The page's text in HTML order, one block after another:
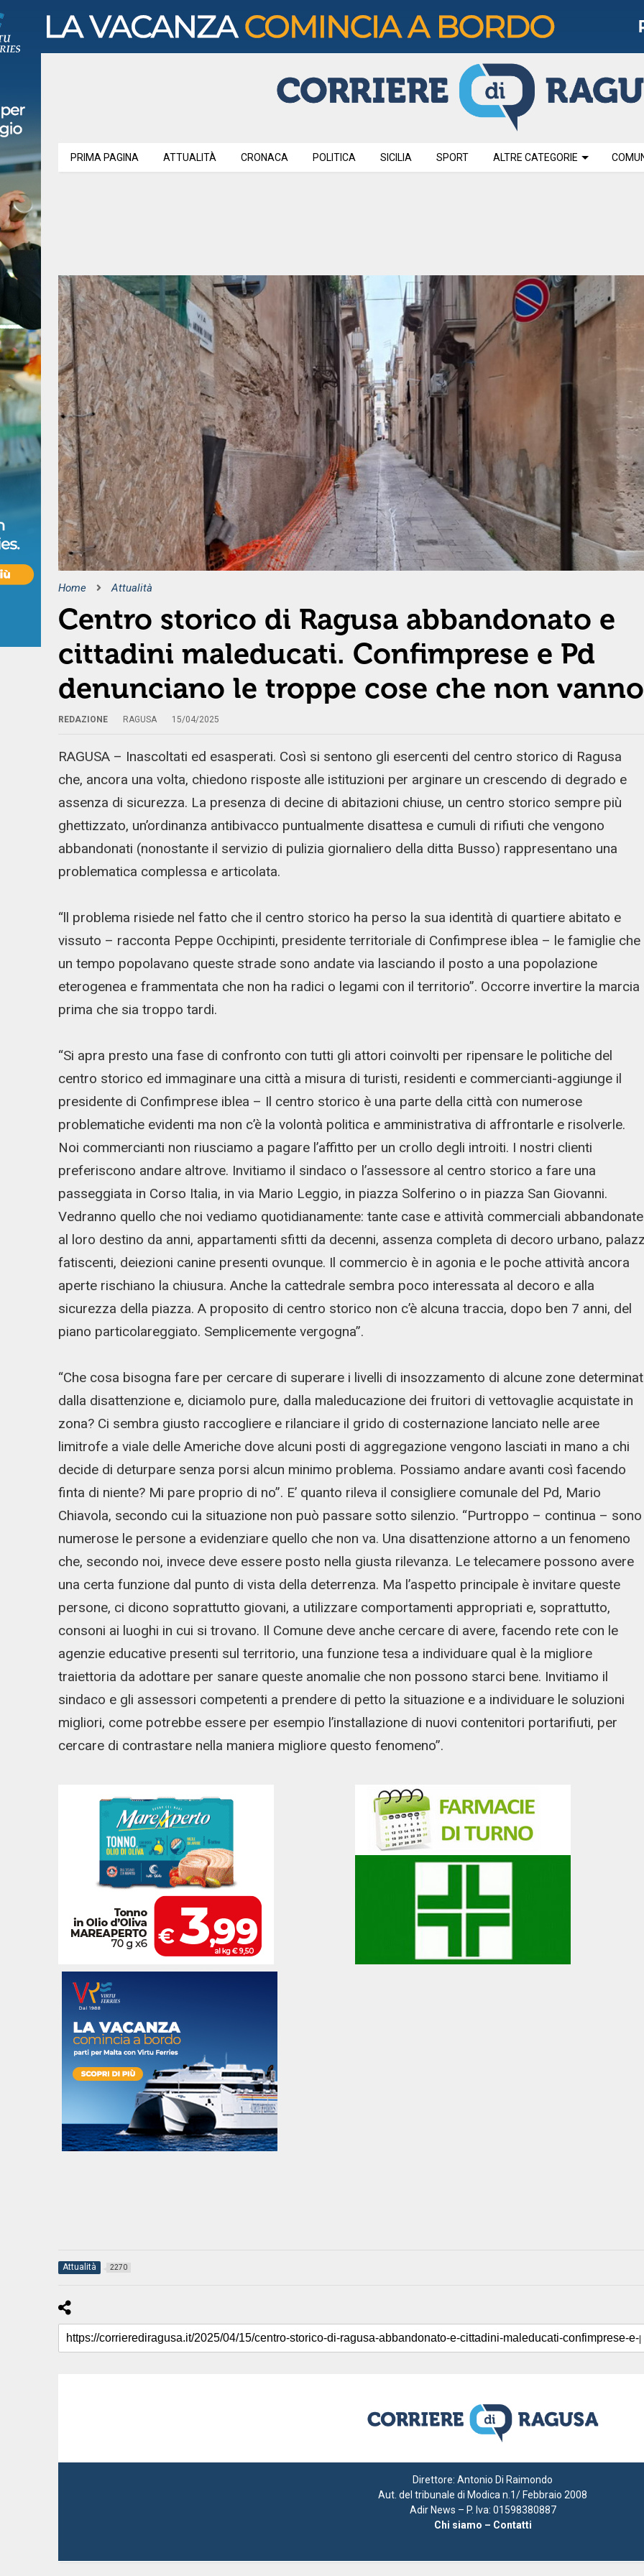
PRIMA PAGINA ATTUALITÀ CRONACA POLITICA SICILIA SPORT ALTRE CATEGORIE
Home Attualità
Centro storico di Ragusa abbandonato e
cittadini maleducati. Confimprese e Pd
denunciano le troppe cose che non vanno
REDAZIONE RAGUSA 15/04/2025
RAGUSA – Inascoltati ed esasperati. Così si sentono gli esercenti del centro storico di Ragusa
che, ancora una volta, chiedono risposte alle istituzioni per arginare un crescendo di degrado e
assenza di sicurezza. La presenza di decine di abitazioni chiuse, un centro storico sempre più
ghettizzato, un’ordinanza antibivacco puntualmente disattesa e cumuli di rifiuti che vengono
abbandonati (nonostante il servizio di pulizia giornaliero della ditta Busso) rappresentano una
problematica complessa e articolata.
“ll problema risiede nel fatto che il centro storico ha perso la sua identità di quartiere abitato e
vissuto – racconta Peppe Occhipinti, presidente territoriale di Confimprese iblea – le famiglie che
un tempo popolavano queste strade sono andate via lasciando il posto a una popolazione
eterogenea e frammentata che non ha radici o legami con il territorio”. Occorre invertire la marcia
prima che sia troppo tardi.
“Si apra presto una fase di confronto con tutti gli attori coinvolti per ripensare le politiche del
centro storico ed immaginare una città a misura di turisti, residenti e commercianti-aggiunge il
presidente di Confimprese iblea – Il centro storico è una parte della città con numerose
problematiche evidenti ma non c’è la volontà politica e amministrativa di affrontarle e risolverle.
Noi commercianti non riusciamo a pagare l’affitto per un crollo degli introiti. I nostri clienti
preferiscono andare altrove. Invitiamo il sindaco o l’assessore al centro storico a fare una
passeggiata in Corso Italia, in via Mario Leggio, in piazza Solferino o in piazza San Giovanni.
Vedranno quello che noi vediamo quotidianamente: tante case e attività commerciali abbandonate
al loro destino da anni, appartamenti sfitti da decenni, assenza completa di decoro urbano,
fatiscenti, deiezioni canine presenti ovunque. Il commercio è in agonia e le poche attività ancora
aperte rischiano la chiusura. Anche la cattedrale sembra poco interessata al decoro e alla
sicurezza della piazza. A proposito di centro storico non c’è alcuna traccia, dopo ben 7 anni, del
piano particolareggiato. Semplicemente vergogna”.
“Che cosa bisogna fare per cercare di superare i livelli di insozzamento di alcune zone
dalla disattenzione e, diciamolo pure, dalla maleducazione dei fruitori di vettovaglie acquistate in
zona? Ci sembra giusto raccogliere e rilanciare il grido di costernazione lanciato nelle aree
limitrofe a viale delle Americhe dove alcuni posti di aggregazione vengono lasciati in mano a chi
decide di deturpare senza porsi alcun minimo problema. Possiamo andare avanti così facendo
finta di niente? Mi pare proprio di no”. E’ quanto rileva il consigliere comunale del Pd, Mario
Chiavola, secondo cui la situazione non può passare sotto silenzio. “Purtroppo – continua – sono
numerose le persone a evidenziare quello che non va. Una disattenzione attorno a un fenomeno
che, secondo noi, invece deve essere posto nella giusta rilevanza. Le telecamere possono avere
una certa funzione dal punto di vista della deterrenza. Ma l’aspetto principale è invitare queste
persone, ci dicono soprattutto giovani, a utilizzare comportamenti appropriati e, soprattutto,
consoni ai luoghi in cui si trovano. Il Comune deve anche cercare di avere, facendo rete con le
agenzie educative presenti sul territorio, una funzione tesa a individuare qual è la migliore
traiettoria da adottare per sanare queste anomalie che non possono starci bene. Invitiamo il
sindaco e gli assessori competenti a prendere di petto la situazione e a individuare le soluzioni
migliori, come potrebbe essere per esempio l’installazione di nuovi contenitori portarifiuti, per
cercare di contrastare nella maniera migliore questo fenomeno”.
Attualità 2270
Direttore: Antonio Di Raimondo
Aut. del tribunale di Modica n.1/ Febbraio 2008
Adir News – P. Iva: 01598380887
Chi siamo – Contatti